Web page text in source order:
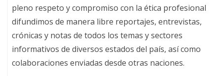
pleno respeto y compromiso con la ética profesional
difundimos de manera libre reportajes, entrevistas,
crónicas y notas de todos los temas y sectores
informativos de diversos estados del país, así como
colaboraciones enviadas desde otras naciones.